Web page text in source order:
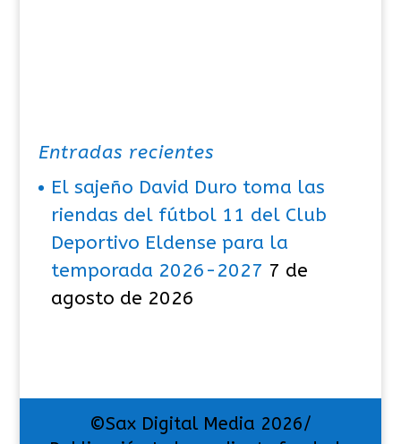
Entradas recientes
El sajeño David Duro toma las
riendas del fútbol 11 del Club
Deportivo Eldense para la
temporada 2026-2027 7 de
agosto de 2026
©Sax Digital Media 2026/